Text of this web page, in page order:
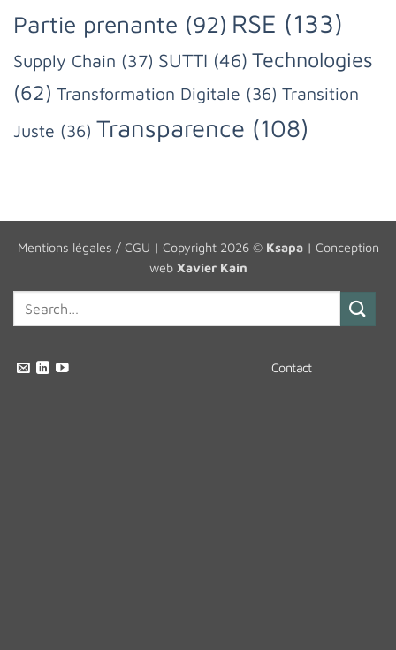
Partie prenante (92) RSE (133)
Supply Chain (37) SUTTI (46) Technologies
(62) Transformation Digitale (36) Transition
Juste (36) Transparence (108)
Mentions légales / CGU | Copyright 2026 © Ksapa| Conception
web Xavier Kain
Contact